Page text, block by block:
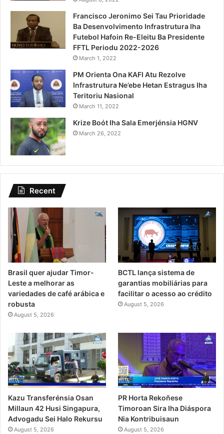
Francisco Jeronimo Sei Tau Prioridade
Ba Desenvolvimento Infrastrutura Iha
Futebol Hafoin Re-Eleitu Ba Presidente
FFTL Periodu 2022-2026
March 1, 2022
PM Orienta Ona KAFI Atu Rezolve
Infrastrutura Ne’ebe Hetan Estragus Iha
Teritoriu Nasional
March 11, 2022
Krize Boót Iha Sala Emerjénsia HGNV
March 26, 2022
Recent
Brasil quer ajudar Timor-
Leste a melhorar as
variedades de café arábica e
robusta
August 5, 2026
BCTL lança sistema de
garantias mobiliárias para
facilitar o acesso ao crédito
August 5, 2026
Kazu Transferénsia Osan
Millaun 42 Husi Singapura,
Advogadu Sei Halo Rekursu
August 5, 2026
PR Horta Rekoñese
Timoroan Sira Iha Diáspora
Nia Kontribuisaun
August 5, 2026